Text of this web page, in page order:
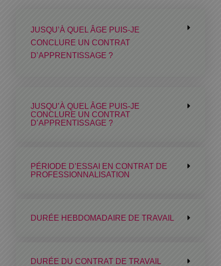
JUSQU’À QUEL ÂGE PUIS-JE
CONCLURE UN CONTRAT
D’APPRENTISSAGE ?
JUSQU’À QUEL ÂGE PUIS-JE
CONCLURE UN CONTRAT
D’APPRENTISSAGE ?
PÉRIODE D’ESSAI EN CONTRAT DE
PROFESSIONNALISATION
DURÉE HEBDOMADAIRE DE TRAVAIL
DURÉE DU CONTRAT DE TRAVAIL